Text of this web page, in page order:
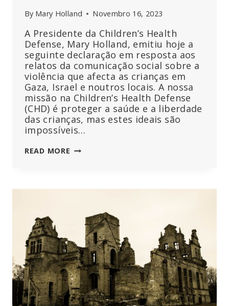
By Mary Holland Novembro 16, 2023
A Presidente da Children’s Health
Defense, Mary Holland, emitiu hoje a
seguinte declaração em resposta aos
relatos da comunicação social sobre a
violência que afecta as crianças em
Gaza, Israel e noutros locais. A nossa
missão na Children’s Health Defense
(CHD) é proteger a saúde e a liberdade
das crianças, mas estes ideais são
impossíveis…
READ MORE MARY
CRIANÇAS
NÃO
DEVEM
TER
QUALQUER
PAPEL
EM
CONFLITOS
VIOLENTOS